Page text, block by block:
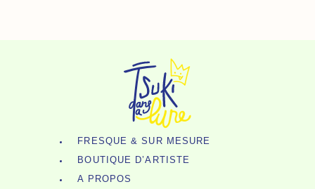
FRESQUE & SUR MESURE
BOUTIQUE D’ARTISTE
A PROPOS